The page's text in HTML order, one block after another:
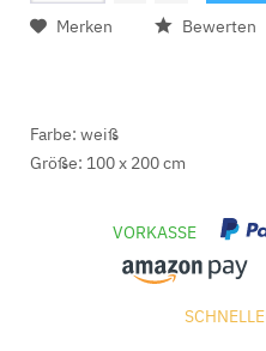
Merken Bewerten
Farbe: weiß
Größe: 100 x 200 cm
VORKASSE